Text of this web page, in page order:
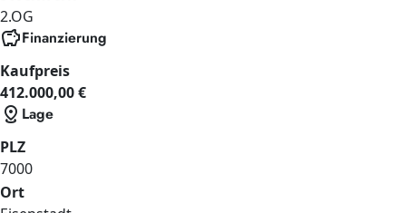
2.OG
savingsFinanzierung
Kaufpreis
412.000,00 €
distance Lage
PLZ
7000
Ort